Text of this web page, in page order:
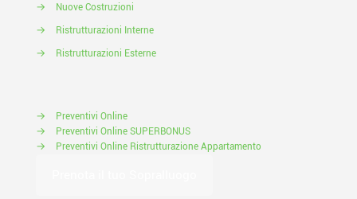
→
Nuove Costruzioni
→
Ristrutturazioni Interne
→
Ristrutturazioni Esterne
→
Preventivi Online
→
Preventivi Online SUPERBONUS
→
Preventivi Online Ristrutturazione Appartamento